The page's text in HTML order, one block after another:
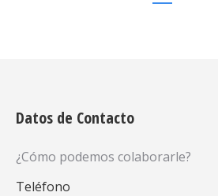
Datos de Contacto
¿Cómo podemos colaborarle?
Teléfono